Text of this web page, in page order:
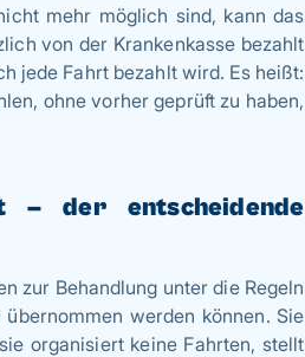
mehr möglich sind, kann das
von der Krankenkasse bezahlt
jede Fahrt bezahlt wird. Es heißt:
ohne vorher geprüft zu haben,
– der entscheidende
zur Behandlung unter die Regeln
werden können. Sie
organisiert keine Fahrten, stellt